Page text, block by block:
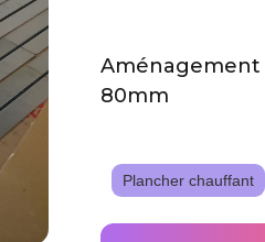
80mm
Plancher chauffant